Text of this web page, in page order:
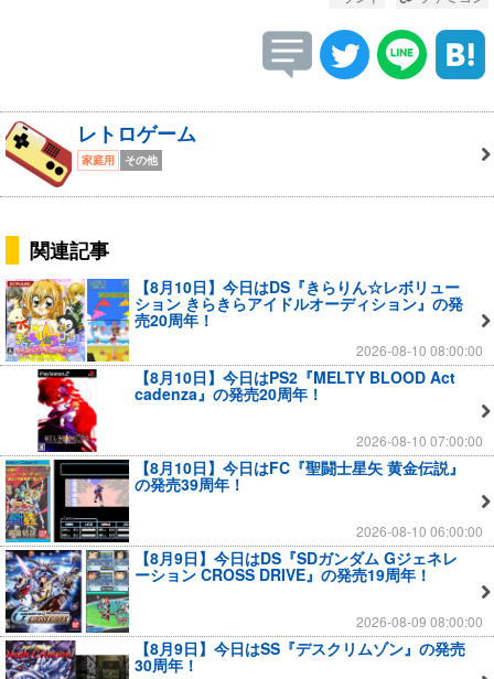
レトロゲーム
家庭用 その他
関連記事
【8月10日】今日はDS『きらりん☆レボリュー
ション きらきらアイドルオーディション』の発
売20周年！
2026-08-10 08:00:00
【8月10日】今日はPS2『MELTY BLOOD Act
cadenza』の発売20周年！
2026-08-10 07:00:00
【8月10日】今日はFC『聖闘士星矢 黄金伝説』
の発売39周年！
2026-08-10 06:00:00
【8月9日】今日はDS『SDガンダム Gジェネレ
ーション CROSS DRIVE』の発売19周年！
2026-08-09 08:00:00
【8月9日】今日はSS『デスクリムゾン』の発売
30周年！